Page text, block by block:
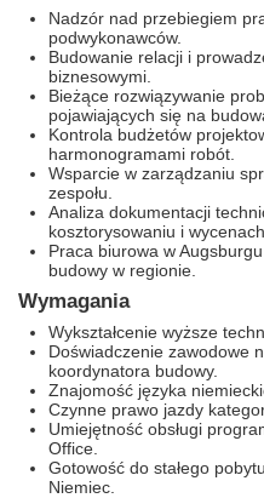
Nadzór nad przebiegiem
podwykonawców.
Budowanie relacji i
biznesowymi.
Bieżące rozwiązywanie
pojawiających się na
Kontrola budżetów
harmonogramami robót.
Wsparcie w zarządzaniu
zespołu.
Analiza dokumentacji
kosztorysowaniu i wycenach.
Praca biurowa w
budowy w regionie.
Wymagania
Wykształcenie wyższe
Doświadczenie zawodowe
koordynatora budowy.
Znajomość języka
Czynne prawo jazdy
Umiejętność obsługi
Office.
Gotowość do stałego
Niemiec.